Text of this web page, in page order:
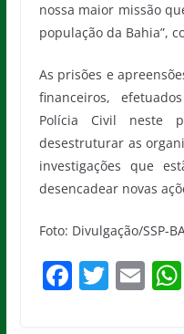
nossa maior missão
população da Bahia”,
As prisões e
financeiros,
Polícia Civil neste
desestruturar as
investigações que
desencadear novas
Foto: Divulgação/SSP-
F T E